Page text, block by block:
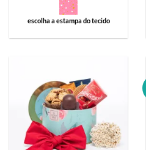
escolha a estampa do tecido